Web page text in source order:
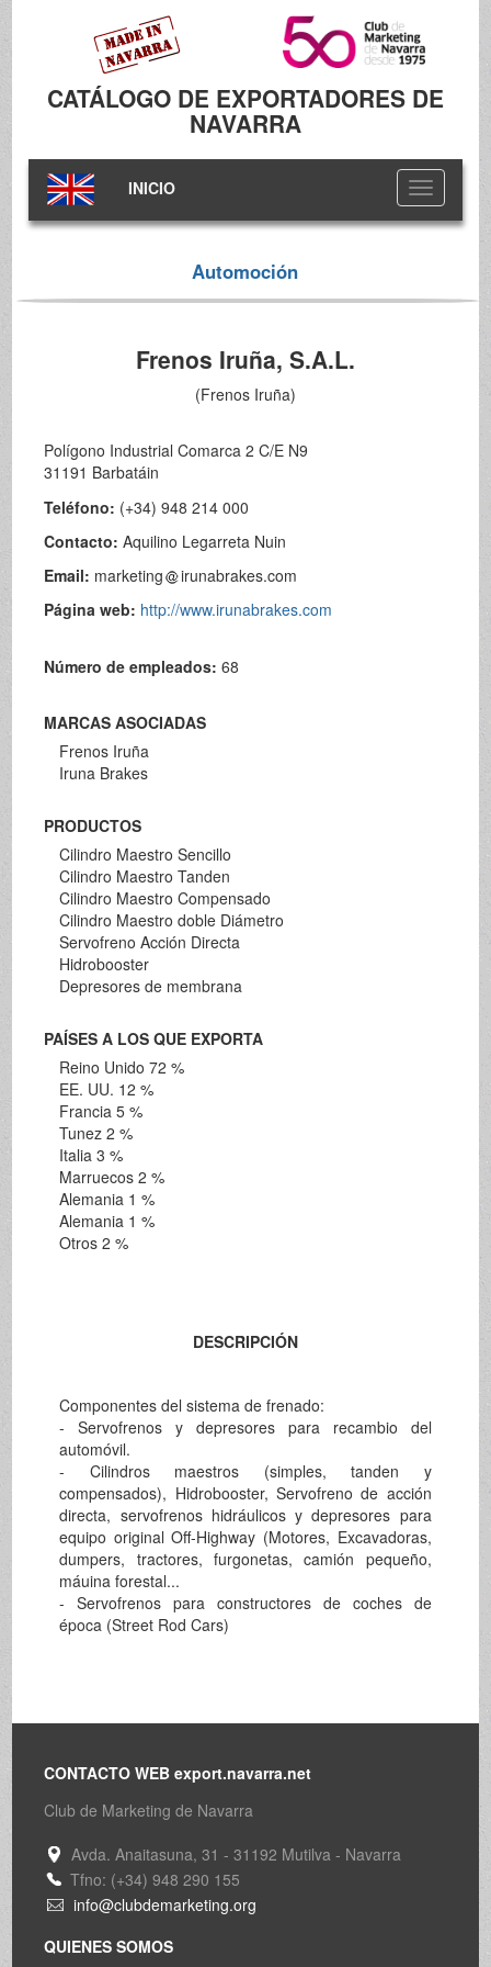
CATÁLOGO DE EXPORTADORES DE
NAVARRA
Toggle
navigation
INICIO
Automoción
Frenos Iruña, S.A.L.
(Frenos Iruña)
Polígono Industrial Comarca 2 C/E N9
31191 Barbatáin
Teléfono: (+34) 948 214 000
Contacto:Aquilino Legarreta Nuin
Email: marketing
irunabrakes.com
Página web: http://www.irunabrakes.com
Número de empleados:68
MARCAS ASOCIADAS
Frenos Iruña
Iruna Brakes
PRODUCTOS
Cilindro Maestro Sencillo
Cilindro Maestro Tanden
Cilindro Maestro Compensado
Cilindro Maestro doble Diámetro
Servofreno Acción Directa
Hidrobooster
Depresores de membrana
PAÍSES A LOS QUE EXPORTA
Reino Unido 72 %
EE. UU. 12 %
Francia 5 %
Tunez 2 %
Italia 3 %
Marruecos 2 %
Alemania 1 %
Alemania 1 %
Otros 2 %
DESCRIPCIÓN
Componentes del sistema de frenado:
- Servofrenos y depresores para recambio del
automóvil.
- Cilindros maestros (simples, tanden y
compensados), Hidrobooster, Servofreno de acción
directa, servofrenos hidráulicos y depresores para
equipo original Off-Highway (Motores, Excavadoras,
dumpers, tractores, furgonetas, camión pequeño,
máuina forestal...
- Servofrenos para constructores de coches de
época (Street Rod Cars)
CONTACTO WEB export.navarra.net
Club de Marketing de Navarra
Avda. Anaitasuna, 31 - 31192 Mutilva - Navarra
Tfno: (+34) 948 290 155
info@clubdemarketing.org
QUIENES SOMOS